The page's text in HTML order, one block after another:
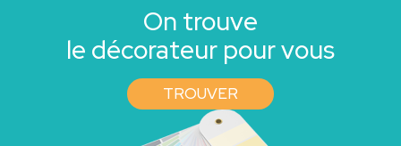
On trouve
le décorateur pour vous
TROUVER